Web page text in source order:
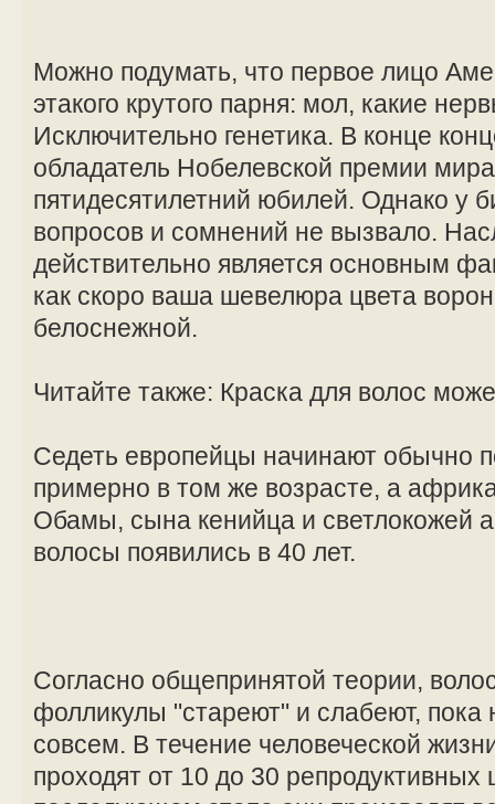
Можно подумать, что первое лицо
этакого крутого парня: мол, какие
Исключительно генетика. В конце
обладатель Нобелевской премии
пятидесятилетний юбилей. Однако у
вопросов и сомнений не вызвало.
действительно является основным
как скоро ваша шевелюра цвета
белоснежной.
Читайте также: Краска для волос
Седеть европейцы начинают обычно
примерно в том же возрасте, а
Обамы, сына кенийца и светлокожей
волосы появились в 40 лет.
Согласно общепринятой теории,
фолликулы "стареют" и слабеют, пока
совсем. В течение человеческой
проходят от 10 до 30